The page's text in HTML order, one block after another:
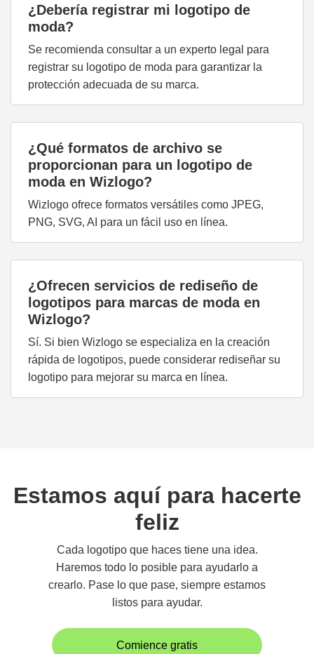
¿Debería registrar mi logotipo de
moda?
Se recomienda consultar a un experto legal para
registrar su logotipo de moda para garantizar la
protección adecuada de su marca.
¿Qué formatos de archivo se
proporcionan para un logotipo de
moda en Wizlogo?
Wizlogo ofrece formatos versátiles como JPEG,
PNG, SVG, AI para un fácil uso en línea.
¿Ofrecen servicios de rediseño de
logotipos para marcas de moda en
Wizlogo?
Sí. Si bien Wizlogo se especializa en la creación
rápida de logotipos, puede considerar rediseñar su
logotipo para mejorar su marca en línea.
Estamos aquí para hacerte
feliz
Cada logotipo que haces tiene una idea.
Haremos todo lo posible para ayudarlo a
crearlo. Pase lo que pase, siempre estamos
listos para ayudar.
Comience gratis